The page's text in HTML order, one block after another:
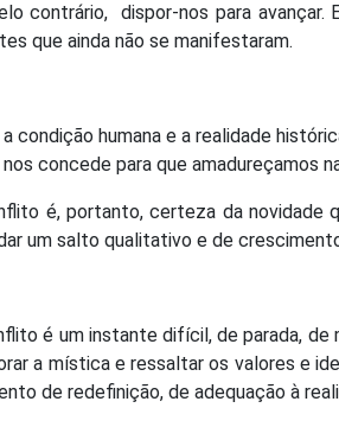
contrário, dispor-nos para
que ainda não se manifestaram.
a condição humana e a realidade
nos concede para que amadureçamos
é, portanto, certeza da novidade
um salto qualitativo e de
é um instante difícil, de parada, de
a mística e ressaltar os valores e
de redefinição, de adequação à